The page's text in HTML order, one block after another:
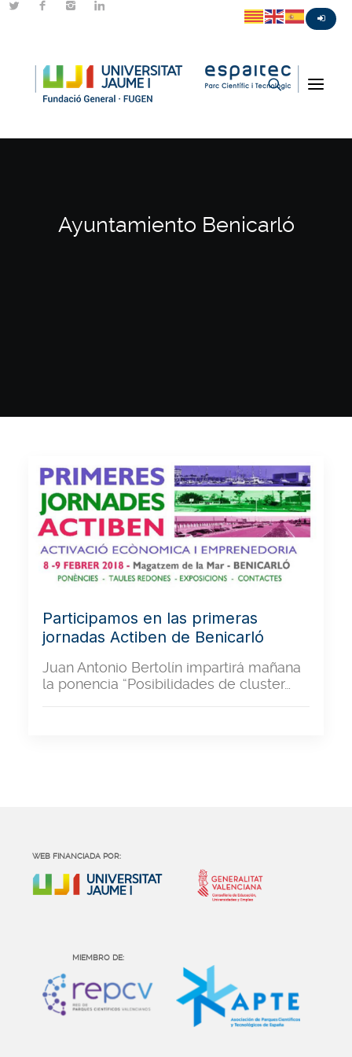
Ayuntamiento Benicarló
Participamos en las primeras
jornadas Actiben de Benicarló
Juan Antonio Bertolín impartirá mañana
la ponencia “Posibilidades de cluster…
WEB FINANCIADA POR:
MIEMBRO DE: